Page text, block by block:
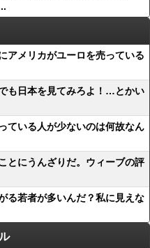
アメリカがユーロを売っている
も日本を見てみろよ！…とかい
ている人が少ないのは何故なん
とにうんざりだ。ウィーブの評
る若者が多いんだ？私に見えな